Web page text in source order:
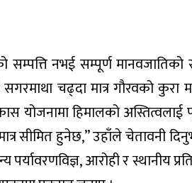
नभई सम्पूर्ण
चढ्दा मात्र गौरवको कुरा
योजनामा हिमालको अस्तित्वलाई
सीमित हुनेछ,” उहाँले चेतावनी
आरोही र स्थानीय